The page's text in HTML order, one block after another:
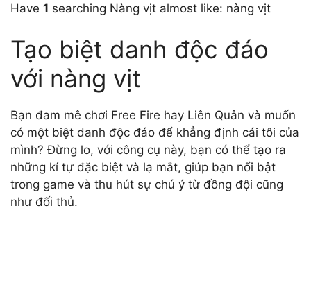
Have 1 searching Nàng vịt almost like: nàng vịt
Tạo biệt danh độc đáo
với nàng vịt
Bạn đam mê chơi Free Fire hay Liên Quân và muốn
có một biệt danh độc đáo để khẳng định cái tôi của
mình? Đừng lo, với công cụ này, bạn có thể tạo ra
những kí tự đặc biệt và lạ mắt, giúp bạn nổi bật
trong game và thu hút sự chú ý từ đồng đội cũng
như đối thủ.